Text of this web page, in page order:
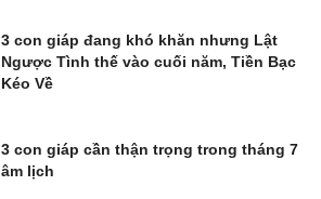
3 con giáp đang khó khăn nhưng Lật
Ngược Tình thế vào cuối năm, Tiền Bạc
Kéo Về
3 con giáp cần thận trọng trong tháng 7
âm lịch